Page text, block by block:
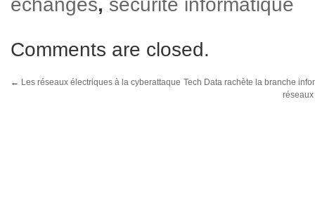
échanges, sécurité informatique
Comments are closed.
← Les réseaux électriques à la cyberattaque Tech Data rachète la branche
réseaux